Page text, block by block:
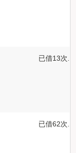
已借13次.
已借62次.